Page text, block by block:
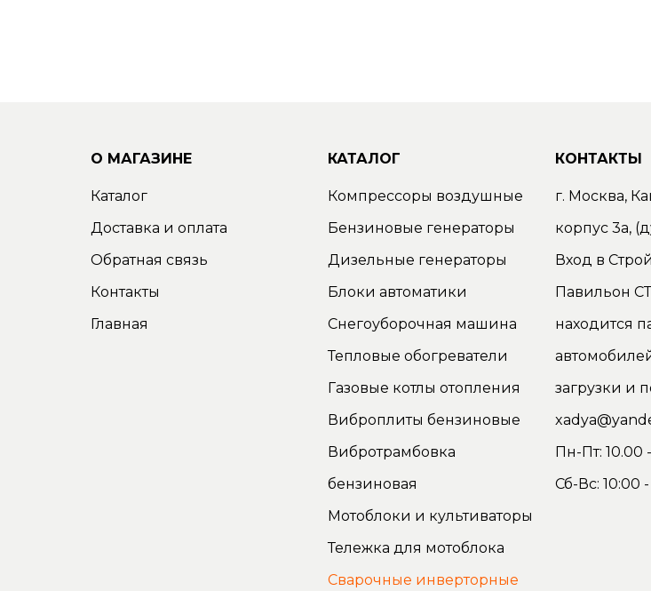
О МАГАЗИНЕ
Каталог
Доставка и оплата
Обратная связь
Контакты
Главная
КАТАЛОГ
Компрессоры воздушные
Бензиновые генераторы
Дизельные генераторы
Блоки автоматики
Снегоуборочная машина
Тепловые обогреватели
Газовые котлы отопления
Виброплиты бензиновые
Вибротрамбовка
бензиновая
Мотоблоки и культиваторы
Тележка для мотоблока
Сварочные инверторные
КОНТАКТЫ
г. Москва,
корпус 3а,
Вход в
Павильон
находится
загрузки и
Пн-Пт: 10.00
Сб-Вс: 10:00 -